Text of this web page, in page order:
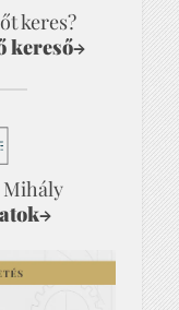
keres?
kereső→
Mihály
→